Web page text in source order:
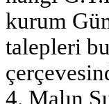
kurum
talepleri
4. Malın